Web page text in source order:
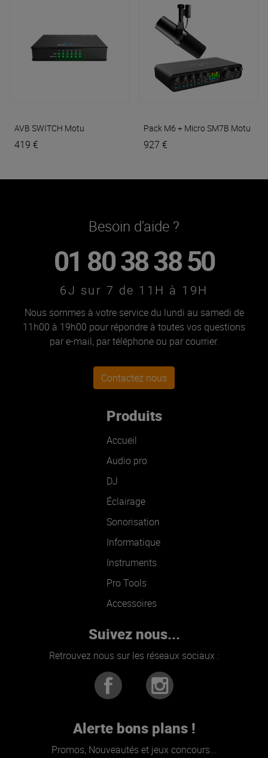
AVB SWITCH Motu
419 €
Pack M6 + Micro SM7B Motu
927 €
Besoin d'aide ?
01 80 38 38 50
6J sur 7 de 11H à 19H
Nous sommes à votre service du lundi au samedi de
11h00 à 19h00 pour répondre à toutes vos questions
par e-mail, par téléphone ou par courrier.
Contactez nous
Produits
Accueil
Audio pro
DJ
Éclairage
Sonorisation
Informatique
Instruments
Pro Tools
Accessoires
Suivez nous...
Retrouvez nous sur les réseaux sociaux :
Alerte bons plans !
Promos, Nouveautés et jeux concours...